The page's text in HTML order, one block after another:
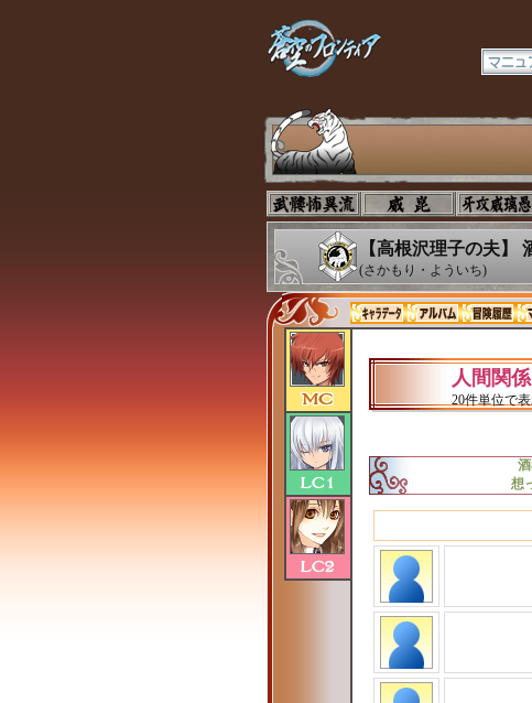
【高根沢理子の夫
(さかもり・よういち)
人間関係
20件単位で
想